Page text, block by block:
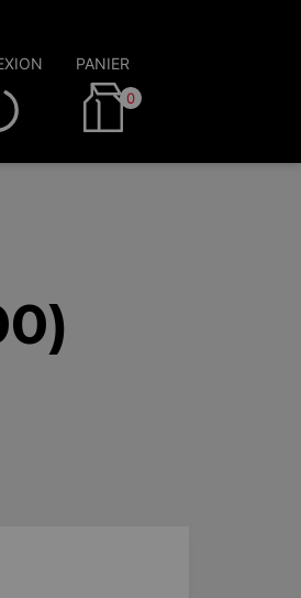
PANIER
0